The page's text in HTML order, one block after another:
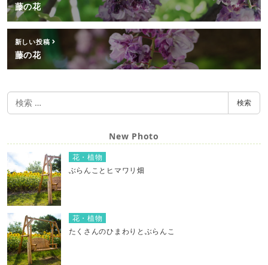
藤の花
新しい投稿
藤の花
検
索
検索
New Photo
花・植物
ぶらんことヒマワリ畑
花・植物
たくさんのひまわりとぶらんこ